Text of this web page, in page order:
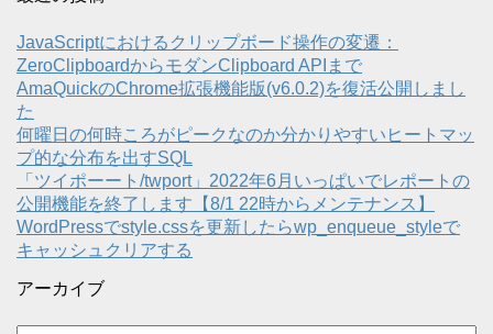
JavaScriptにおけるクリップボード操作の変遷：
ZeroClipboardからモダンClipboard APIまで
AmaQuickのChrome拡張機能版(v6.0.2)を復活公開しまし
た
何曜日の何時ころがピークなのか分かりやすいヒートマッ
プ的な分布を出すSQL
「ツイポーート/twport」2022年6月いっぱいでレポートの
公開機能を終了します【8/1 22時からメンテナンス】
WordPressでstyle.cssを更新したらwp_enqueue_styleで
キャッシュクリアする
アーカイブ